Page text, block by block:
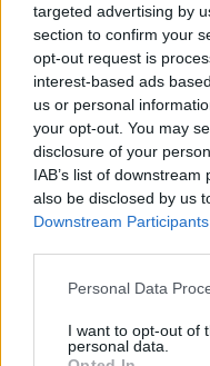
targeted advertising by
section to confirm your
opt-out request is
interest-based ads
us or personal
your opt-out. You may
disclosure of your
IAB’s list of
also be disclosed by us
Downstream Participants
Personal Data
I want to opt-out of
personal data.